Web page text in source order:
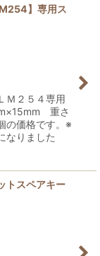
】専用ス
Ｍ２５４専用
重さ
の価格です。※
なりました
トスペアキー